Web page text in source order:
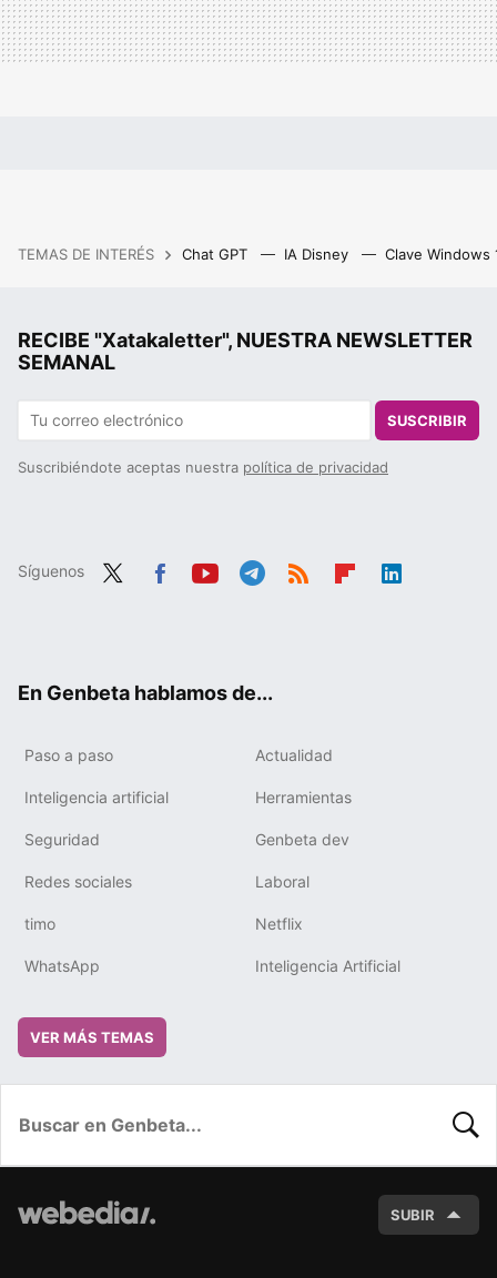
TEMAS DE INTERÉS Chat GPT IA Disney Clave Windows
RECIBE "Xatakaletter", NUESTRA NEWSLETTER
SEMANAL
SUSCRIBIR
Suscribiéndote aceptas nuestra política de privacidad
Síguenos
En Genbeta hablamos de...
Paso a paso Actualidad
Inteligencia artificial Herramientas
Seguridad Genbeta dev
Redes sociales Laboral
timo Netflix
WhatsApp Inteligencia Artificial
VER MÁS TEMAS
SUBIR